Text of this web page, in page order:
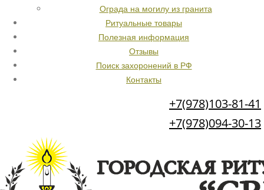
Ограда на могилу из гранита
Ритуальные товары
Полезная информация
Отзывы
Поиск захоронений в РФ
Контакты
+7(978)103-81-41
+7(978)094-30-13